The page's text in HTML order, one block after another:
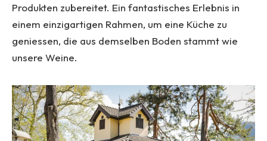
Produkten zubereitet. Ein fantastisches Erlebnis in
einem einzigartigen Rahmen, um eine Küche zu
geniessen, die aus demselben Boden stammt wie
unsere Weine.